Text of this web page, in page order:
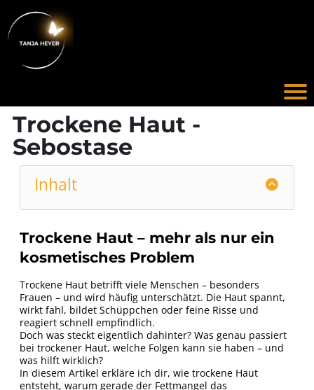
Trockene Haut -
Sebostase
Inhalt
Trockene Haut – mehr als nur ein
kosmetisches Problem
Trockene Haut betrifft viele Menschen – besonders
Frauen – und wird häufig unterschätzt. Die Haut spannt,
wirkt fahl, bildet Schüppchen oder feine Risse und
reagiert schnell empfindlich.
Doch was steckt eigentlich dahinter? Was genau passiert
bei trockener Haut, welche Folgen kann sie haben – und
was hilft wirklich?
In diesem Artikel erkläre ich dir, wie trockene Haut
entsteht, warum gerade der Fettmangel das
s